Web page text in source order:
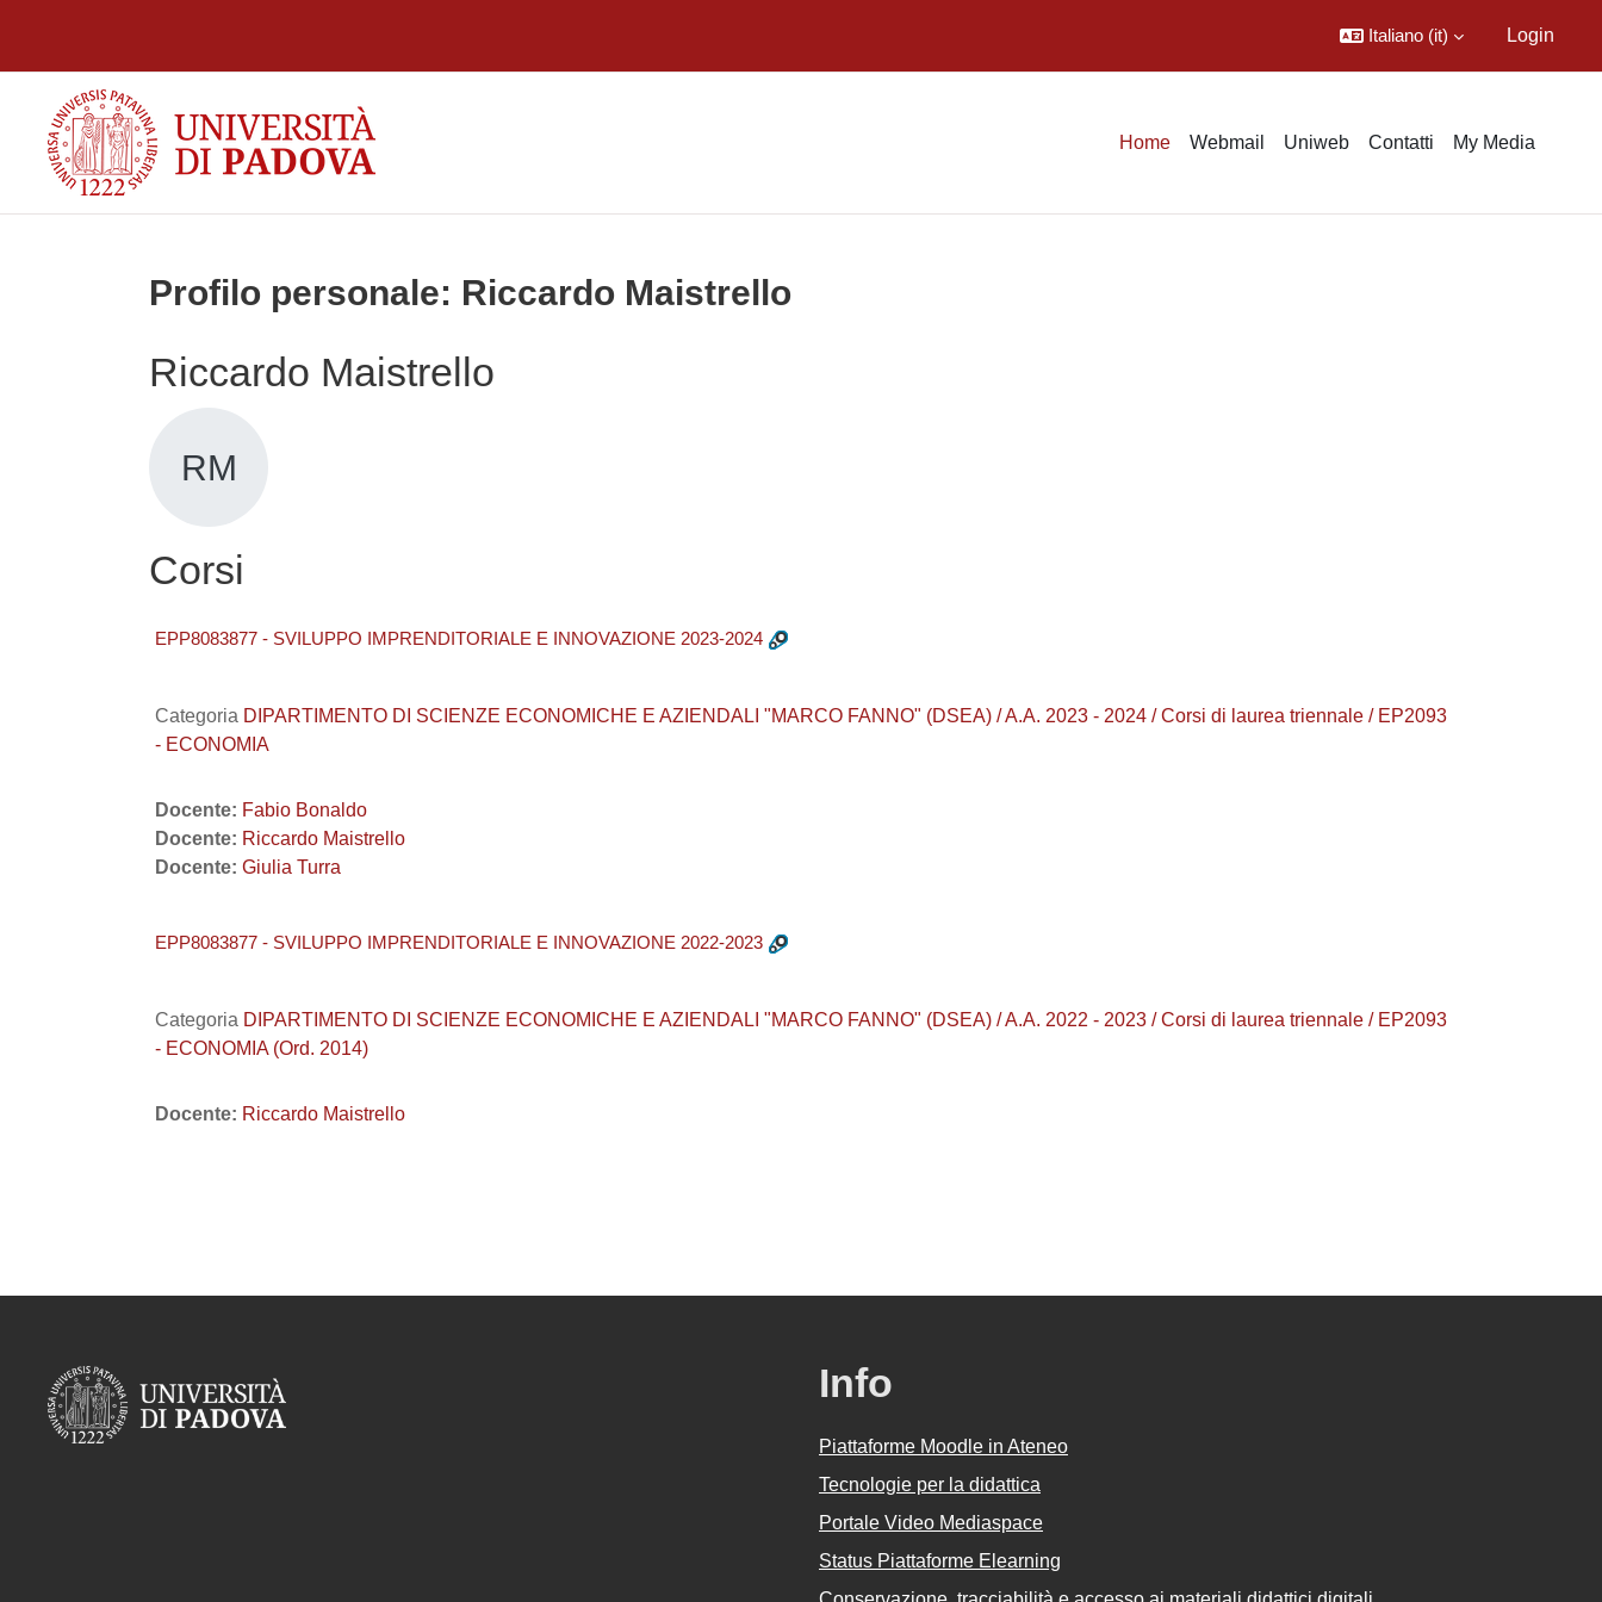
Italiano ‎(it)‎ Login
Home Webmail Uniweb Contatti My Media
Profilo personale: Riccardo Maistrello
Riccardo Maistrello
RM
Corsi
EPP8083877 - SVILUPPO IMPRENDITORIALE E INNOVAZIONE 2023-2024
Categoria DIPARTIMENTO DI SCIENZE ECONOMICHE E AZIENDALI "MARCO FANNO" (DSEA) / A.A. 2023 - 2024 / Corsi di laurea triennale / EP2093
- ECONOMIA
Docente: Fabio Bonaldo
Docente: Riccardo Maistrello
Docente: Giulia Turra
EPP8083877 - SVILUPPO IMPRENDITORIALE E INNOVAZIONE 2022-2023
Categoria DIPARTIMENTO DI SCIENZE ECONOMICHE E AZIENDALI "MARCO FANNO" (DSEA) / A.A. 2022 - 2023 / Corsi di laurea triennale / EP2093
- ECONOMIA (Ord. 2014)
Docente: Riccardo Maistrello
Info
Piattaforme Moodle in Ateneo
Tecnologie per la didattica
Portale Video Mediaspace
Status Piattaforme Elearning